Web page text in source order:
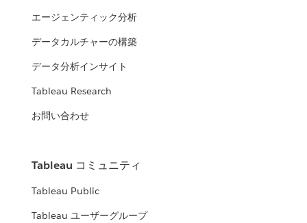
エージェンティック分析
データカルチャーの構築
データ分析インサイト
Tableau Research
お問い合わせ
Tableau コミュニティ
Tableau Public
Tableau ユーザーグループ